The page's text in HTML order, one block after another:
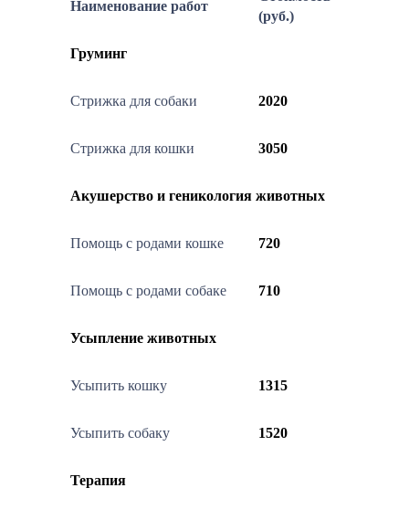
Наименование работ
(руб.)
Груминг
Стрижка для собаки 2020
Стрижка для кошки 3050
Акушерство и геникология животных
Помощь с родами кошке 720
Помощь с родами собаке 710
Усыпление животных
Усыпить кошку 1315
Усыпить собаку 1520
Терапия